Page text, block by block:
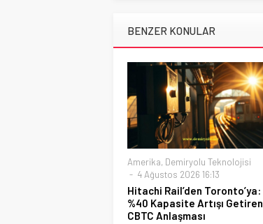
BENZER KONULAR
Amerika, Demiryolu Teknolojisi
4 Ağustos 2026 16:13
Hitachi Rail’den Toronto’ya:
%40 Kapasite Artışı Getiren
CBTC Anlaşması